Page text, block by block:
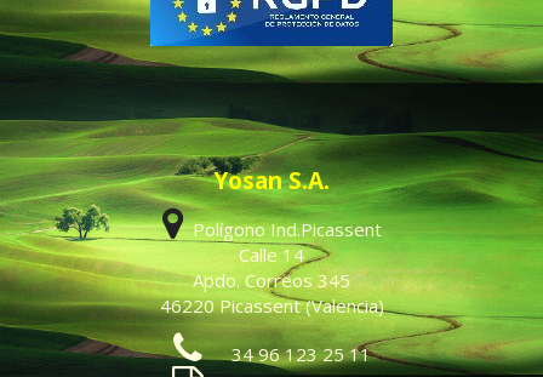
Yosan S.A.
Polígono Ind.Picassent
Calle 14
Apdo. Correos 345
46220 Picassent (Valencia)
34 96 123 25 11